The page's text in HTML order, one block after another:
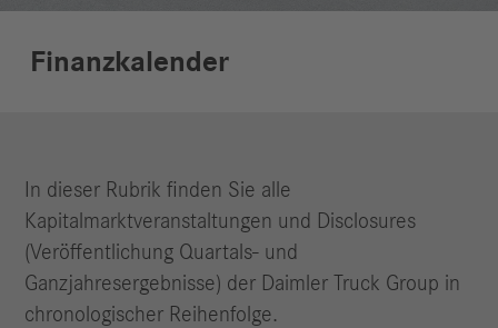
Finanzkalender
In dieser Rubrik finden Sie alle
Kapitalmarktveranstaltungen und Disclosures
(Veröffentlichung Quartals- und
Ganzjahresergebnisse) der Daimler Truck Group in
chronologischer Reihenfolge.